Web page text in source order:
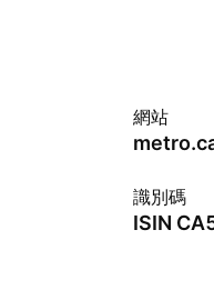
網站
識別碼
ISIN